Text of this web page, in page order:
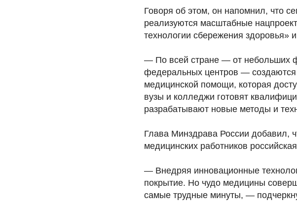
Говоря об этом, он напомнил, что
реализуются масштабные
технологии сбережения здоровья»
— По всей стране — от небольших
федеральных центров — создаются
медицинской помощи, которая
вузы и колледжи готовят
разрабатывают новые методы и
Глава Минздрава России добавил,
медицинских работников
— Внедряя инновационные
покрытие. Но чудо медицины
самые трудные минуты, —